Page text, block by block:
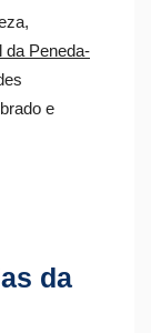
da Peneda-
e
da